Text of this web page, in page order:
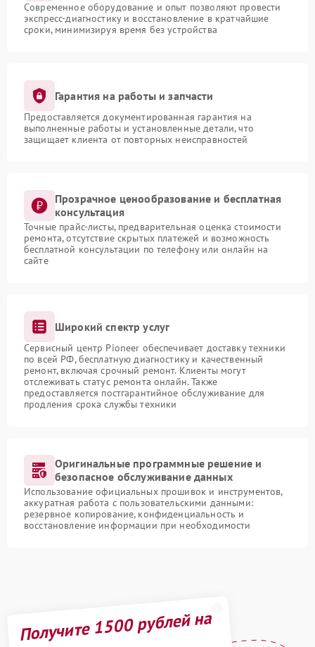
Современное оборудование и опыт позволяют провести
экспресс-диагностику и восстановление в кратчайшие
сроки, минимизируя время без устройства
Гарантия на работы и запчасти
Предоставляется документированная гарантия на
выполненные работы и установленные детали, что
защищает клиента от повторных неисправностей
Прозрачное ценообразование и бесплатная
консультация
Точные прайс-листы, предварительная оценка стоимости
ремонта, отсутствие скрытых платежей и возможность
бесплатной консультации по телефону или онлайн на
сайте
Широкий спектр услуг
Сервисный центр Pioneer обеспечивает доставку техники
по всей РФ, бесплатную диагностику и качественный
ремонт, включая срочный ремонт. Клиенты могут
отслеживать статус ремонта онлайн. Также
предоставляется постгарантийное обслуживание для
продления срока службы техники
Оригинальные программные решение и
безопасное обслуживание данных
Использование официальных прошивок и инструментов,
аккуратная работа с пользовательскими данными:
резервное копирование, конфиденциальность и
восстановление информации при необходимости
Получите 1500 рублей на